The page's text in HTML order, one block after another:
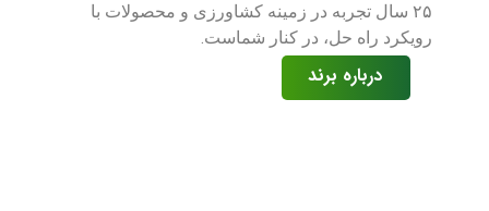
درباره برند
۲۵ سال تجربه در زمینه کشاورزی و محصولات با
رویکرد راه حل، در کنار شماست.